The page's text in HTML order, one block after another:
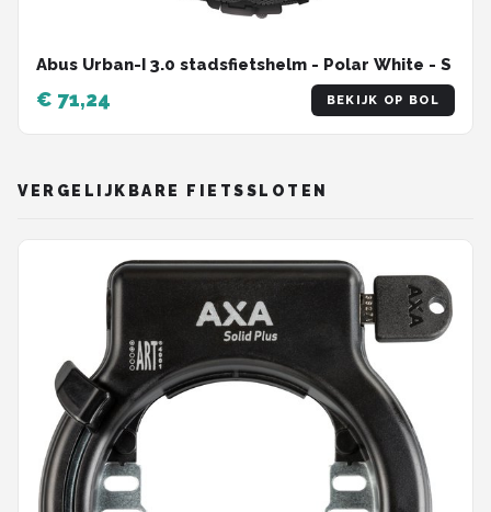
Abus Urban-I 3.0 stadsfietshelm - Polar White - S
€ 71,24 BEKIJK OP BOL
VERGELIJKBARE FIETSSLOTEN